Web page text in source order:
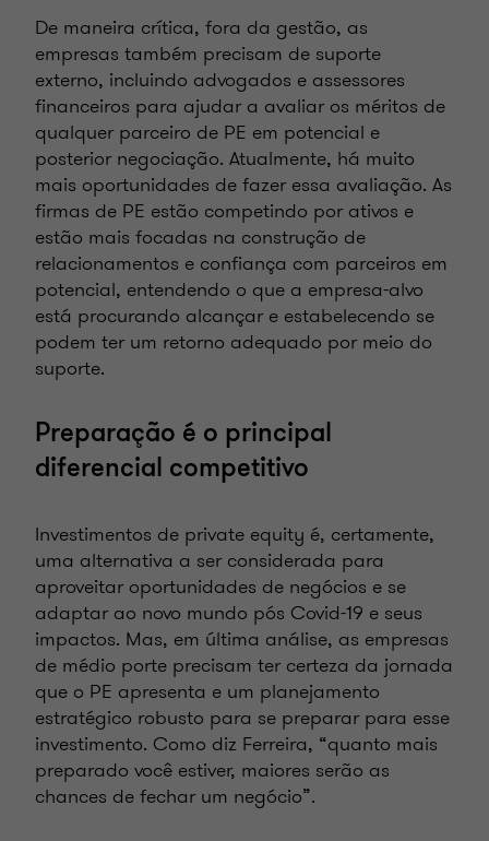
De maneira crítica, fora da gestão, as
empresas também precisam de suporte
externo, incluindo advogados e assessores
financeiros para ajudar a avaliar os méritos de
qualquer parceiro de PE em potencial e
posterior negociação. Atualmente, há muito
mais oportunidades de fazer essa avaliação. As
firmas de PE estão competindo por ativos e
estão mais focadas na construção de
relacionamentos e confiança com parceiros em
potencial, entendendo o que a empresa-alvo
está procurando alcançar e estabelecendo se
podem ter um retorno adequado por meio do
suporte.
Preparação é o principal
diferencial competitivo
Investimentos de private equity é, certamente,
uma alternativa a ser considerada para
aproveitar oportunidades de negócios e se
adaptar ao novo mundo pós Covid-19 e seus
impactos. Mas, em última análise, as empresas
de médio porte precisam ter certeza da jornada
que o PE apresenta e um planejamento
estratégico robusto para se preparar para esse
investimento. Como diz Ferreira, “quanto mais
preparado você estiver, maiores serão as
chances de fechar um negócio”.